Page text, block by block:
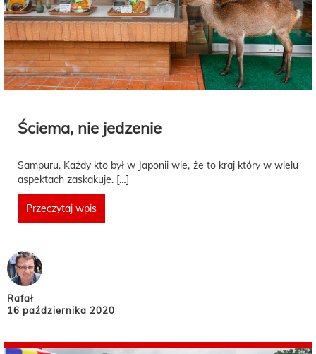
Ściema, nie jedzenie
Sampuru. Każdy kto był w Japonii wie, że to kraj który w wielu
aspektach zaskakuje. […]
Przeczytaj wpis
Rafał
16 października 2020